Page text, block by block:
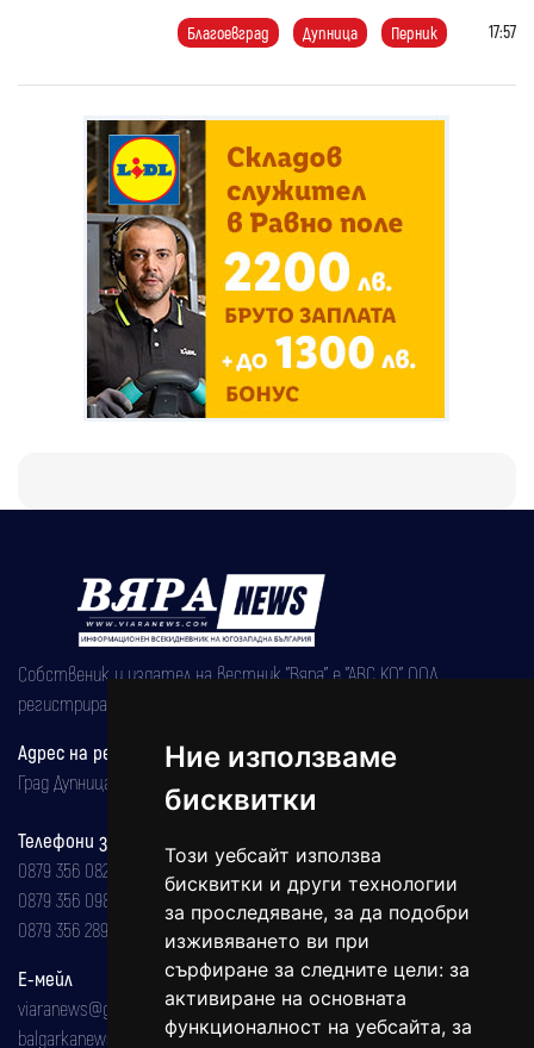
Ние използваме
бисквитки
Този уебсайт използва
бисквитки и други технологии
за проследяване, за да подобри
изживяването ви при
сърфиране за следните цели: за
активиране на основната
функционалност на уебсайта, за
Благоевград Дупница Перник 17:57
Собственик и издател на вестник "Вяра" е "АВС КО" ООД,
регистрирана на 08.05.2002 година.
Адрес на редакцията
Град Дупница, ул.''Христо Ботев" 43
Телефони за реклама и абонаменти
0879 356 082
0879 356 098
0879 356 289
Е-мейл
viaranews@gmail.com
balgarkanews@gmail.com